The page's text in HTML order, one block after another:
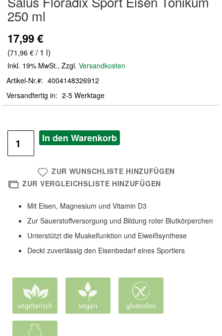
der
Bildergalerie
250 ml
17,99 €
(71,96 € / 1 l)
Inkl. 19% MwSt., Zzgl. Versandkosten
Artikel-Nr.
4004148326912
Versandfertig in
2-5 Werktage
In den Warenkorb
ZUR WUNSCHLISTE HINZUFÜGEN
ZUR VERGLEICHSLISTE HINZUFÜGEN
Mit Eisen, Magnesium und Vitamin D3
Zur Sauerstoffversorgung und Bildung roter Blutkörperchen
Unterstützt die Muskelfunktion und Eiweißsynthese
Deckt zuverlässig den Eisenbedarf eines Sportlers